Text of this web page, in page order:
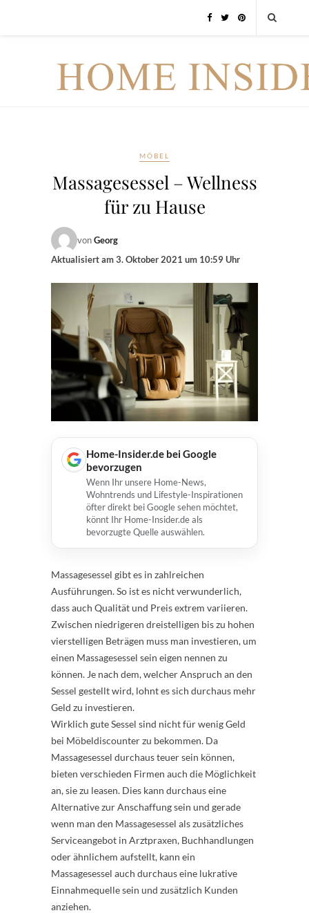
MÖBEL
Massagesessel – Wellness
für zu Hause
vonGeorg
Aktualisiert am3. Oktober 2021 um 10:59 Uhr
Home-Insider.de bei Google
bevorzugen
Wenn Ihr unsere Home-News,
Wohntrends und Lifestyle-Inspirationen
öfter direkt bei Google sehen möchtet,
könnt Ihr Home-Insider.de als
bevorzugte Quelle auswählen.
Massagesessel gibt es in zahlreichen
Ausführungen. So ist es nicht verwunderlich,
dass auch Qualität und Preis extrem variieren.
Zwischen niedrigeren dreistelligen bis zu hohen
vierstelligen Beträgen muss man investieren, um
einen Massagesessel sein eigen nennen zu
können. Je nach dem, welcher Anspruch an den
Sessel gestellt wird, lohnt es sich durchaus mehr
Geld zu investieren.
Wirklich gute Sessel sind nicht für wenig Geld
bei Möbeldiscounter zu bekommen. Da
Massagesessel durchaus teuer sein können,
bieten verschieden Firmen auch die Möglichkeit
an, sie zu leasen. Dies kann durchaus eine
Alternative zur Anschaffung sein und gerade
wenn man den Massagesessel als zusätzliches
Serviceangebot in Arztpraxen, Buchhandlungen
oder ähnlichem aufstellt, kann ein
Massagesessel auch durchaus eine lukrative
Einnahmequelle sein und zusätzlich Kunden
anziehen.